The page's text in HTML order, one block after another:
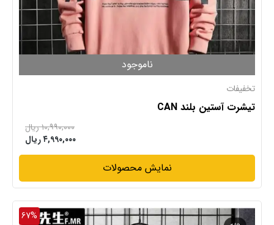
ناموجود
تخفیفات
تیشرت آستین بلند CAN
۱۰,۹۹۰,۰۰۰ ریال
۴,۹۹۰,۰۰۰ ریال
نمایش محصولات
67%